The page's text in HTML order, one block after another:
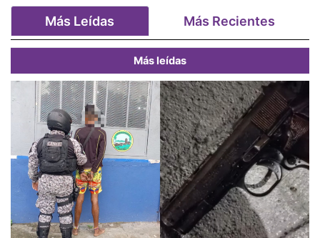
Más Leídas Más Recientes
Más leídas